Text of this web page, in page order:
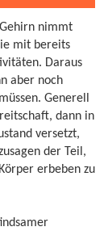
nimmt
mit bereits
Daraus
aber noch
Generell
dann in
versetzt,
der Teil,
erbeben zu